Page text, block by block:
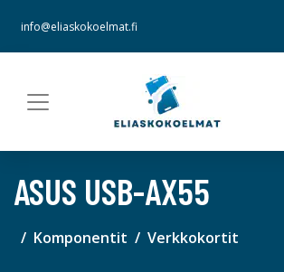
info@eliaskokoelmat.fi
ASUS USB-AX55
Komponentit Verkkokortit